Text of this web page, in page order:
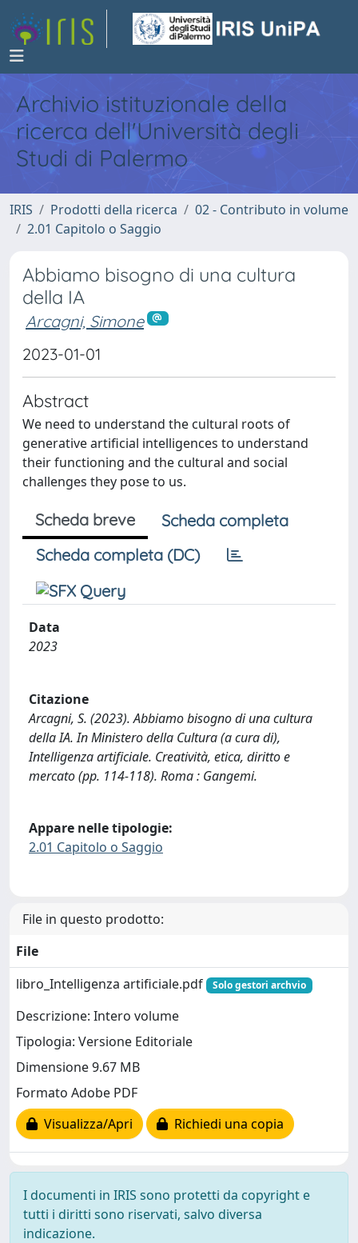
Archivio istituzionale della
ricerca dell'Università degli
Studi di Palermo
IRIS Prodotti della ricerca
02 - Contributo in volume
2.01 Capitolo o Saggio
Abbiamo bisogno di una cultura
della IA
Arcagni, Simone
2023-01-01
Abstract
We need to understand the cultural roots of
generative artificial intelligences to understand
their functioning and the cultural and social
challenges they pose to us.
Scheda breve
Scheda completa
Scheda completa (DC)
Data
2023
Citazione
Arcagni, S. (2023). Abbiamo bisogno di una cultura
della IA. In Ministero della Cultura (a cura di),
Intelligenza artificiale. Creatività, etica, diritto e
mercato (pp. 114-118). Roma : Gangemi.
Appare nelle tipologie:
2.01 Capitolo o Saggio
File in questo prodotto:
File
libro_Intelligenza artificiale.pdf
Solo gestori archvio
Descrizione: Intero volume
Tipologia: Versione Editoriale
Dimensione 9.67 MB
Formato Adobe PDF
Visualizza/Apri
Richiedi una copia
I documenti in IRIS sono protetti da copyright e
tutti i diritti sono riservati, salvo diversa
indicazione.